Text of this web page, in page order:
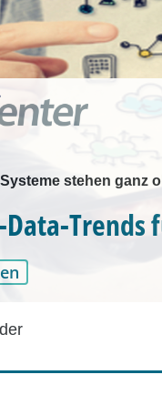
stehen ganz
Trends